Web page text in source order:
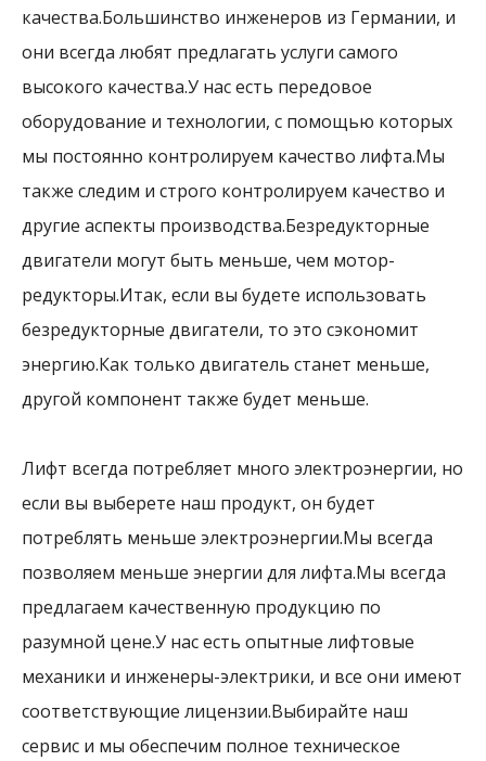
качества.Большинство инженеров из Германии, и
они всегда любят предлагать услуги самого
высокого качества.У нас есть передовое
оборудование и технологии, с помощью которых
мы постоянно контролируем качество лифта.Мы
также следим и строго контролируем качество и
другие аспекты производства.Безредукторные
двигатели могут быть меньше, чем мотор-
редукторы.Итак, если вы будете использовать
безредукторные двигатели, то это сэкономит
энергию.Как только двигатель станет меньше,
другой компонент также будет меньше.
Лифт всегда потребляет много электроэнергии, но
если вы выберете наш продукт, он будет
потреблять меньше электроэнергии.Мы всегда
позволяем меньше энергии для лифта.Мы всегда
предлагаем качественную продукцию по
разумной цене.У нас есть опытные лифтовые
механики и инженеры-электрики, и все они имеют
соответствующие лицензии.Выбирайте наш
сервис и мы обеспечим полное техническое